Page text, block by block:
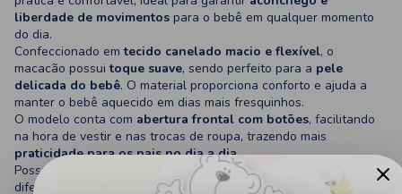
liberdade de movimentos para o bebê em qualquer momento
do dia.
Confeccionado emtecido canelado macio e flexível, o
macacão possuitoque suave, sendo perfeito para a pele
delicada do bebê. O material proporciona conforto e ajuda a
manter o bebê aquecido em dias mais fresquinhos.
O modelo conta com abertura frontal com botões, facilitando
na hora de vestir e nas trocas de roupa, trazendo mais
praticidade para os pais no dia a dia.
Possui também
gola estilo polo, que traz um visual moderno e
diferenciado para a peça, além de um
bordado delicado no